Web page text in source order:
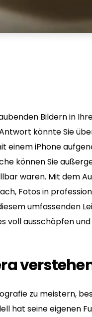
Bildern in
könnte Sie
einem iPhone
können Sie
waren. Mit dem
Fotos in
umfassenden
voll ausschöpfen
zu meistern,
hat seine eigenen